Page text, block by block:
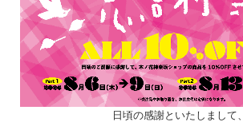
日頃の感謝といたしまして、